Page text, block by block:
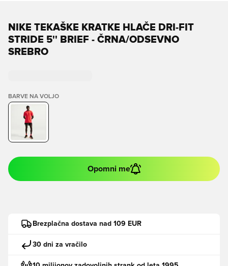
NIKE TEKAŠKE KRATKE HLAČE DRI-FIT
STRIDE 5'' BRIEF - ČRNA/ODSEVNO
SREBRO
BARVE NA VOLJO
Opomni me
Brezplačna dostava nad 109 EUR
30 dni za vračilo